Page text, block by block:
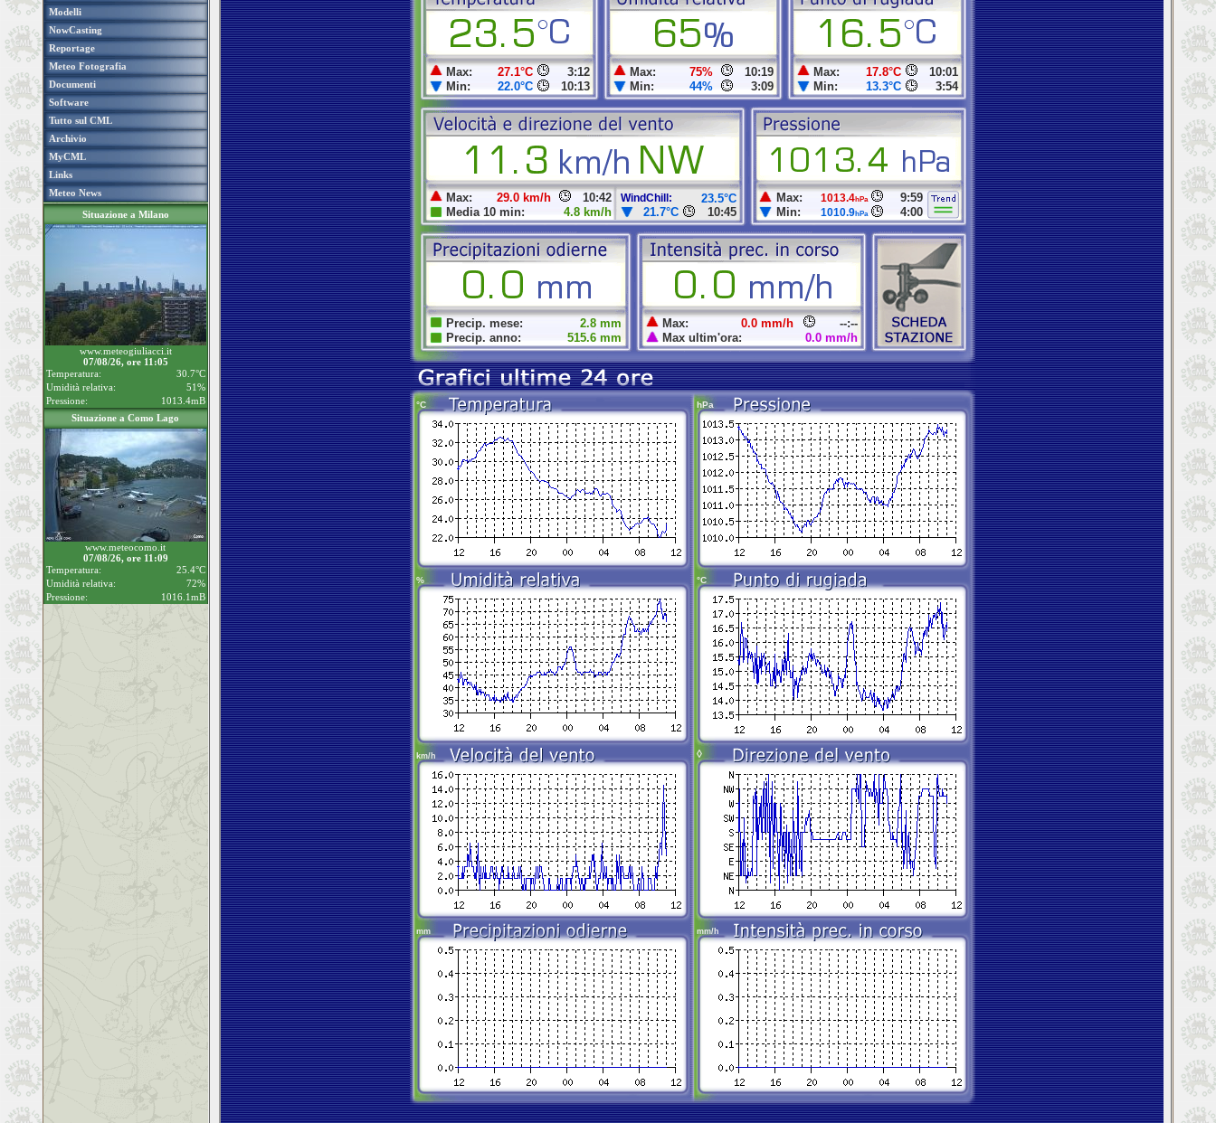
Modelli
NowCasting
Reportage
Meteo Fotografia
Documenti
Software
Tutto sul CML
Archivio
MyCML
Links
Meteo News
Situazione a Milano
www.meteogiuliacci.it
07/08/26, ore 11:05
Temperatura:
30.7°C
Umidità relativa:
51%
Pressione:
1013.4mB
Situazione a Como Lago
www.meteocomo.it
07/08/26, ore 11:09
Temperatura:
25.4°C
Umidità relativa:
72%
Pressione:
1016.1mB